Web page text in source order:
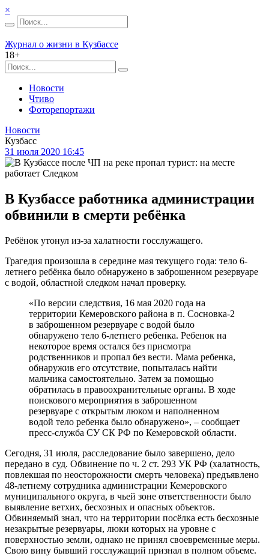
×
Журнал о жизни в Кузбассе
18+
Новости
Чтиво
Фоторепортажи
Новости
Кузбасс
31 июля 2020 16:45
В Кузбассе работника администрации
обвинили в смерти ребёнка
Ребёнок утонул из-за халатности госслужащего.
Трагедия произошла в середине мая текущего года: тело 6-
летнего ребёнка было обнаружено в заброшенном резервуаре
с водой, областной следком начал проверку.
«По версии следствия, 16 мая 2020 года на
территории Кемеровского района в п. Сосновка-2
в заброшенном резервуаре с водой было
обнаружено тело 6-летнего ребенка. Ребенок на
некоторое время остался без присмотра
родственников и пропал без вести. Мама ребенка,
обнаружив его отсутствие, попыталась найти
мальчика самостоятельно. Затем за помощью
обратилась в правоохранительные органы. В ходе
поискового мероприятия в заброшенном
резервуаре с открытым люком и наполненном
водой тело ребенка было обнаружено», – сообщает
пресс-служба СУ СК РФ по Кемеровской области.
Сегодня, 31 июля, расследование было завершено, дело
передано в суд. Обвинение по ч. 2 ст. 293 УК РФ (халатность,
повлекшая по неосторожности смерть человека) предъявлено
48-летнему сотрудника администрации Кемеровского
муниципального округа, в чьей зоне ответственности было
выявление ветхих, бесхозных и опасных объектов.
Обвиняемый знал, что на территории посёлка есть бесхозные
незакрытые резервуары, люки которых на уровне с
поверхностью земли, однако не принял своевременные меры.
Свою вину бывший госслужащий признал в полном объеме.